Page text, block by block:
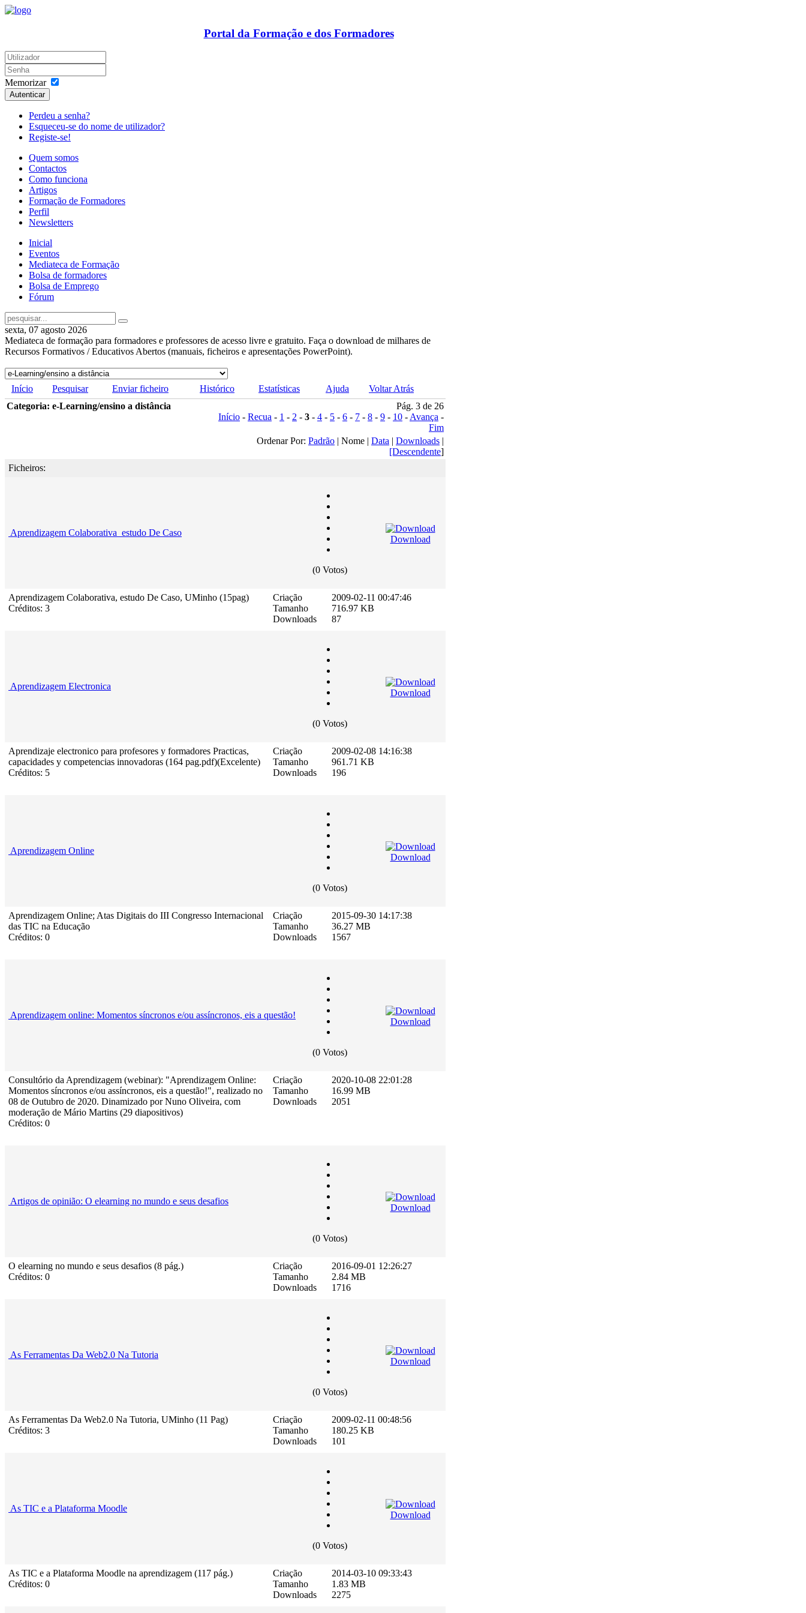
Portal da Formação e dos Formadores
Memorizar
Autenticar
Perdeu a senha?
Esqueceu-se do nome de utilizador?
Registe-se!
Quem somos
Contactos
Como funciona
Artigos
Formação de Formadores
Perfil
Newsletters
Inicial
Eventos
Mediateca de Formação
Bolsa de formadores
Bolsa de Emprego
Fórum
sexta, 07 agosto 2026
Mediateca de formação para formadores e professores de acesso livre e gratuito. Faça o download de milhares de
Recursos Formativos / Educativos Abertos (manuais, ficheiros e apresentações PowerPoint).
Início Pesquisar Enviar ficheiro Histórico Estatísticas Ajuda
Voltar Atrás
Categoria: e-Learning/ensino a distância
Pág. 3 de 26
Início - Recua - 1 - 2 - 3 - 4 - 5 - 6 - 7 - 8 - 9 - 10 -Avança -
Fim
Ordenar Por: Padrão | Nome | Data | Downloads |
[Descendente]
Ficheiros:
Aprendizagem Colaborativa_estudo De Caso
(0 Votos)
Download
Aprendizagem Colaborativa, estudo De Caso, UMinho (15pag)
Créditos: 3
Criação
Tamanho
Downloads
2009-02-11 00:47:46
716.97 KB
87
Aprendizagem Electronica
(0 Votos)
Download
Aprendizaje electronico para profesores y formadores Practicas,
capacidades y competencias innovadoras (164 pag.pdf)(Excelente)
Créditos: 5
Criação
Tamanho
Downloads
2009-02-08 14:16:38
961.71 KB
196
Aprendizagem Online
(0 Votos)
Download
Aprendizagem Online; Atas Digitais do III Congresso Internacional
das TIC na Educação
Créditos: 0
Criação
Tamanho
Downloads
2015-09-30 14:17:38
36.27 MB
1567
Aprendizagem online: Momentos síncronos e/ou assíncronos, eis a questão!
(0 Votos)
Download
Consultório da Aprendizagem (webinar): "Aprendizagem Online:
Momentos síncronos e/ou assíncronos, eis a questão!", realizado no
08 de Outubro de 2020. Dinamizado por Nuno Oliveira, com
moderação de Mário Martins (29 diapositivos)
Créditos: 0
Criação
Tamanho
Downloads
2020-10-08 22:01:28
16.99 MB
2051
Artigos de opinião: O elearning no mundo e seus desafios
(0 Votos)
Download
O elearning no mundo e seus desafios (8 pág.)
Créditos: 0
Criação
Tamanho
Downloads
2016-09-01 12:26:27
2.84 MB
1716
As Ferramentas Da Web2.0 Na Tutoria
(0 Votos)
Download
As Ferramentas Da Web2.0 Na Tutoria, UMinho (11 Pag)
Créditos: 3
Criação
Tamanho
Downloads
2009-02-11 00:48:56
180.25 KB
101
As TIC e a Plataforma Moodle
(0 Votos)
Download
As TIC e a Plataforma Moodle na aprendizagem (117 pág.)
Créditos: 0
Criação
Tamanho
Downloads
2014-03-10 09:33:43
1.83 MB
2275